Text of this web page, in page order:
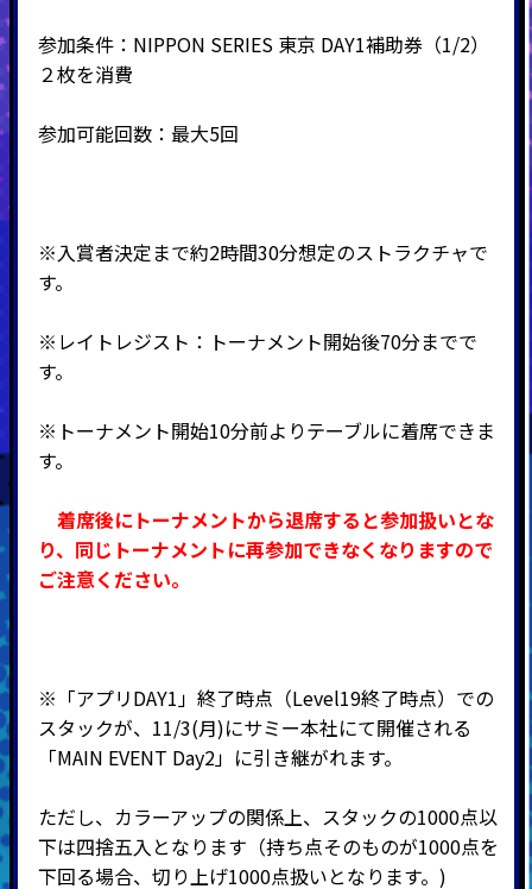
参加条件：NIPPON SERIES 東京 DAY1補助券（1/2）
２枚を消費
参加可能回数：最大5回
※入賞者決定まで約2時間30分想定のストラクチャで
す。
※レイトレジスト：トーナメント開始後70分までで
す。
※トーナメント開始10分前よりテーブルに着席できま
す。
着席後にトーナメントから退席すると参加扱いとな
り、同じトーナメントに再参加できなくなりますので
ご注意ください。
※「アプリDAY1」終了時点（Level19終了時点）での
スタックが、11/3(月)にサミー本社にて開催される
「MAIN EVENT Day2」に引き継がれます。
ただし、カラーアップの関係上、スタックの1000点以
下は四捨五入となります（持ち点そのものが1000点を
下回る場合、切り上げ1000点扱いとなります。)